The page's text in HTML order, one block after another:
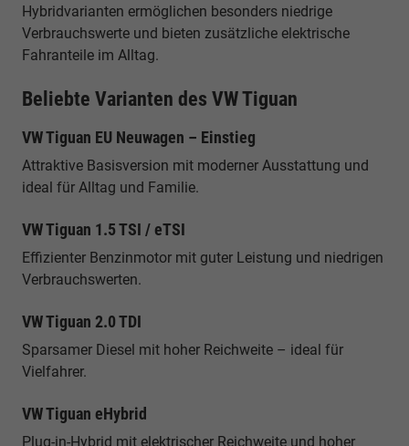
Hybridvarianten ermöglichen besonders niedrige
Verbrauchswerte und bieten zusätzliche elektrische
Fahranteile im Alltag.
Beliebte Varianten des VW Tiguan
VW Tiguan EU Neuwagen – Einstieg
Attraktive Basisversion mit moderner Ausstattung und
ideal für Alltag und Familie.
VW Tiguan 1.5 TSI / eTSI
Effizienter Benzinmotor mit guter Leistung und niedrigen
Verbrauchswerten.
VW Tiguan 2.0 TDI
Sparsamer Diesel mit hoher Reichweite – ideal für
Vielfahrer.
VW Tiguan eHybrid
Plug-in-Hybrid mit elektrischer Reichweite und hoher